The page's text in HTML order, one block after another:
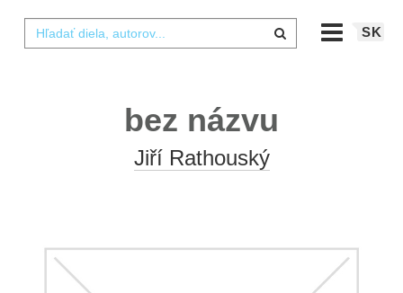
SK
bez názvu
Jiří Rathouský